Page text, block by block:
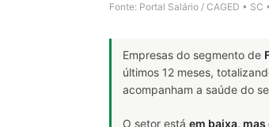
Fonte: Portal Salário / CAGED •
Empresas do segmento de
últimos 12 meses,
acompanham a saúde do
O setor está em baixa,